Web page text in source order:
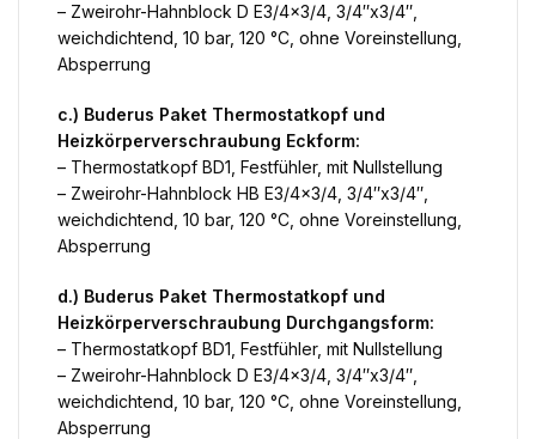
– Zweirohr-Hahnblock D E3/4×3/4, 3/4″x3/4″,
weichdichtend, 10 bar, 120 °C, ohne Voreinstellung,
Absperrung
c.) Buderus Paket Thermostatkopf und
Heizkörperverschraubung Eckform:
– Thermostatkopf BD1, Festfühler, mit Nullstellung
– Zweirohr-Hahnblock HB E3/4×3/4, 3/4″x3/4″,
weichdichtend, 10 bar, 120 °C, ohne Voreinstellung,
Absperrung
d.) Buderus Paket Thermostatkopf und
Heizkörperverschraubung Durchgangsform:
– Thermostatkopf BD1, Festfühler, mit Nullstellung
– Zweirohr-Hahnblock D E3/4×3/4, 3/4″x3/4″,
weichdichtend, 10 bar, 120 °C, ohne Voreinstellung,
Absperrung